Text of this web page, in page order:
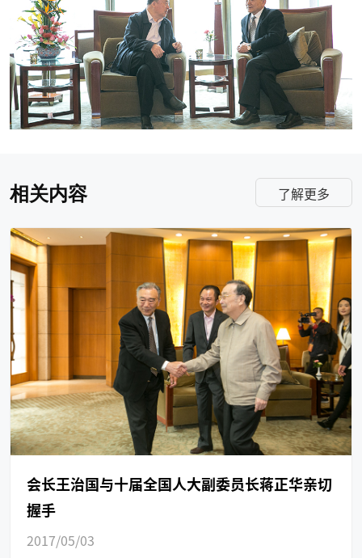
相关内容 了解更多
会长王治国与十届全国人大副委员长蒋正华亲切
握手
2017/05/03